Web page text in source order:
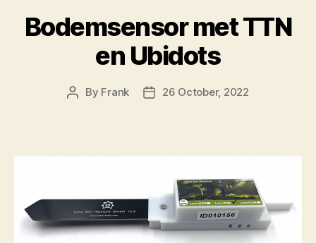
Bodemsensor met TTN
en Ubidots
Post
By Frank
Post26 October, 2022